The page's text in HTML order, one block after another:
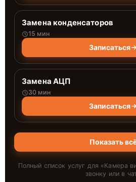
Замена конденсаторов
15 мин
Записаться
Замена АЦП
30 мин
Записаться
Показать
Полный список услуг для «Камера
звонку или в